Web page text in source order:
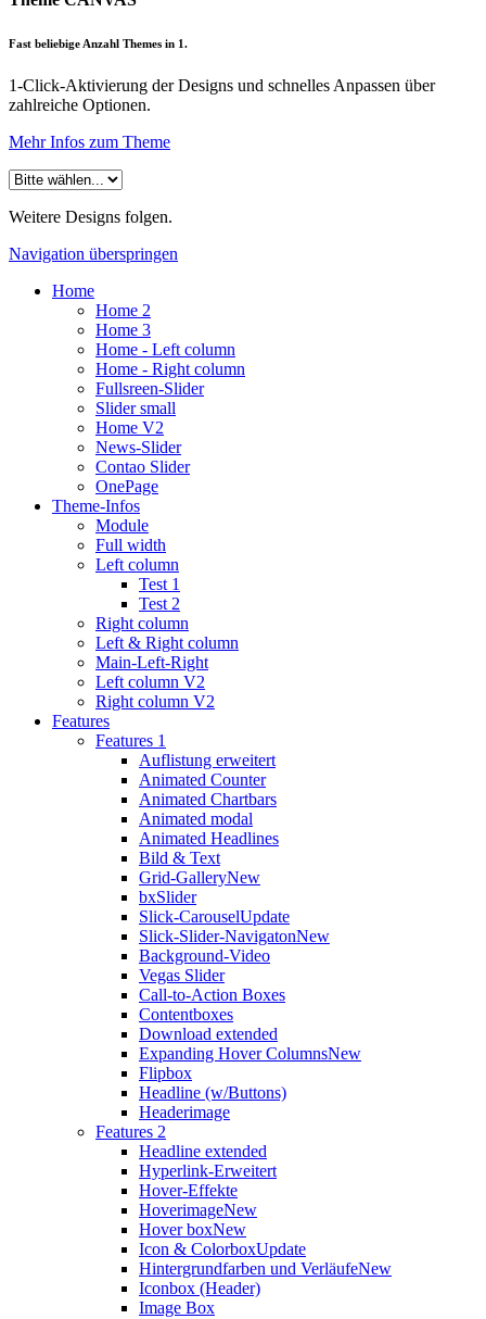
Fast beliebige Anzahl Themes in 1.
1-Click-Aktivierung der Designs und schnelles Anpassen über
zahlreiche Optionen.
Mehr Infos zum Theme
Weitere Designs folgen.
Navigation überspringen
Home
Home 2
Home 3
Home - Left column
Home - Right column
Fullsreen-Slider
Slider small
Home V2
News-Slider
Contao Slider
OnePage
Theme-Infos
Module
Full width
Left column
Test 1
Test 2
Right column
Left & Right column
Main-Left-Right
Left column V2
Right column V2
Features
Features 1
Auflistung erweitert
Animated Counter
Animated Chartbars
Animated modal
Animated Headlines
Bild & Text
Grid-GalleryNew
bxSlider
Slick-CarouselUpdate
Slick-Slider-NavigatonNew
Background-Video
Vegas Slider
Call-to-Action Boxes
Contentboxes
Download extended
Expanding Hover ColumnsNew
Flipbox
Headline (w/Buttons)
Headerimage
Features 2
Headline extended
Hyperlink-Erweitert
Hover-Effekte
HoverimageNew
Hover boxNew
Icon & ColorboxUpdate
Hintergrundfarben und VerläufeNew
Iconbox (Header)
Image Box